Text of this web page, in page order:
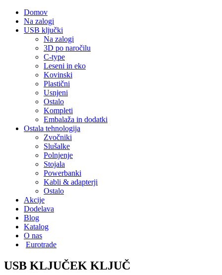
Domov
Na zalogi
USB ključki
Na zalogi
3D po naročilu
C-type
Leseni in eko
Kovinski
Plastični
Usnjeni
Ostalo
Kompleti
Embalaža in dodatki
Ostala tehnologija
Zvočniki
Slušalke
Polnjenje
Stojala
Powerbanki
Kabli & adapterji
Ostalo
Akcije
Dodelava
Blog
Katalog
O nas
Eurotrade
USB KLJUČEK KLJUČ